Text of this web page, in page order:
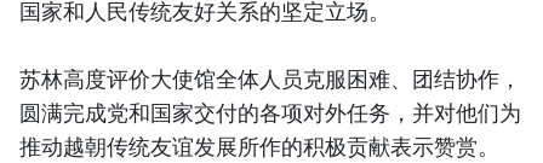
国家和人民传统友好关系的坚定立场。
苏林高度评价大使馆全体人员克服困难、团结协作，
圆满完成党和国家交付的各项对外任务，并对他们为
推动越朝传统友谊发展所作的积极贡献表示赞赏。